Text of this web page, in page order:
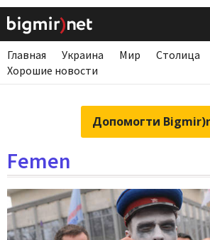
Главная Украина Мир Столица
Хорошие новости
Допомогти
Femen